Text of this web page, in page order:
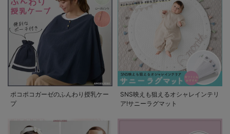
ポコポコガーゼのふんわり授乳ケー
プ
SNS映えも狙えるオシャレインテリ
ア!サニーラグマット